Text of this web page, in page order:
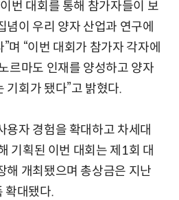
번 대회를 통해 참가자들이 보
념이 우리 양자 산업과 연구에
며 “이번 대회가 참가자 각자에
르마도 인재를 양성하고 양자
기회가 됐다”고 밝혔다.
용자 경험을 확대하고 차세대
기획된 이번 대회는 제1회 대
해 개최됐으며 총상금은 지난
확대됐다.